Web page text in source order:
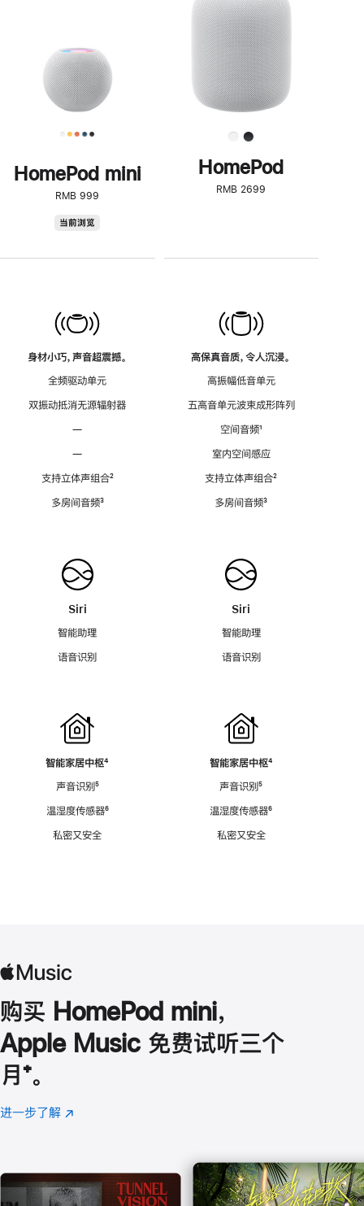
HomePod mini
RMB 999
当前浏览
身材小巧，声音超震撼。
全频驱动单元
双振动抵消无源辐射器
—
—
支持立体声组合脚
²
多房间音频脚
³
Siri
智能助理
语音识别
智能家居中枢脚
⁴
声音识别脚
⁵
温湿度传感器脚
⁶
私密又安全
了
解
HomePod<
HomePod
RMB 2699
高保真音质，令人沉浸。
高振幅低音单元
五高音单元波束成形阵列
空间音频脚
¹
室内空间感应
支持立体声组合脚
²
多房间音频脚
³
Siri
智能助理
语音识别
智能家居中枢脚
⁴
声音识别脚
⁵
温湿度传感器脚
⁶
私密又安全
购买 HomePod mini，
Apple Music 免费试听三个
月 脚
注
⁺。
进一步了解 Apple
(在
口
中